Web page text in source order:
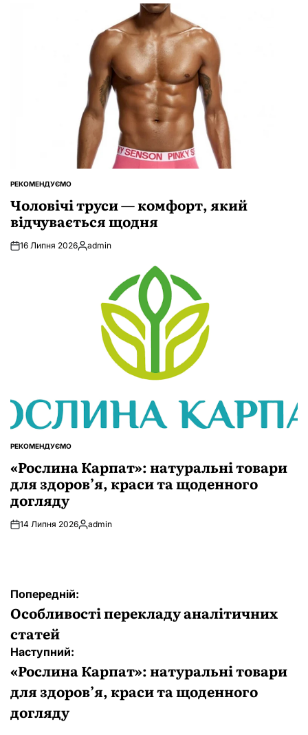
ОПУБЛІКУВАТИ
РЕКОМЕНДУЄМО
Чоловічі труси — комфорт, який
відчувається щодня
16 Липня 2026Опубліковано
admin
ОПУБЛІКУВАТИ
РЕКОМЕНДУЄМО
«Рослина Карпат»: натуральні товари
для здоров’я, краси та щоденного
догляду
14 Липня 2026Опубліковано
admin
Навігація
записів
Попередній:
Особливості перекладу аналітичних
статей
Наступний:
«Рослина Карпат»: натуральні товари
для здоров’я, краси та щоденного
догляду